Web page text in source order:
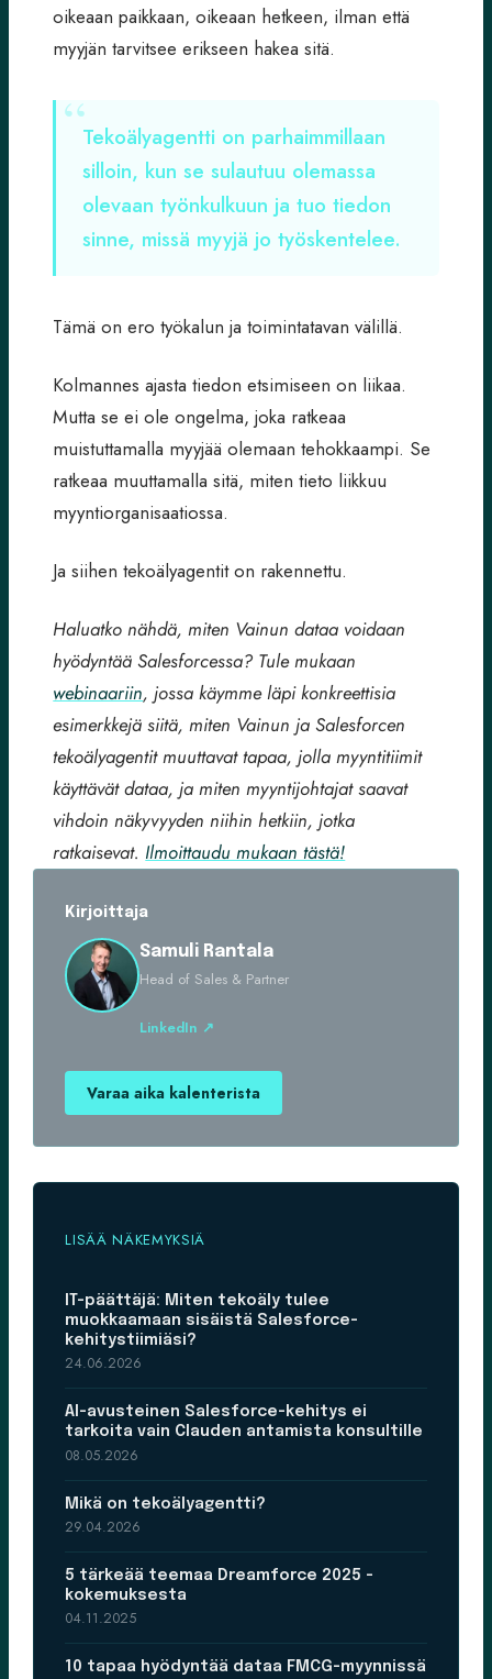
oikeaan paikkaan, oikeaan hetkeen, ilman että
myyjän tarvitsee erikseen hakea sitä.
Tekoälyagentti on parhaimmillaan
silloin, kun se sulautuu olemassa
olevaan työnkulkuun ja tuo tiedon
sinne, missä myyjä jo työskentelee.
Tämä on ero työkalun ja toimintatavan välillä.
Kolmannes ajasta tiedon etsimiseen on liikaa.
Mutta se ei ole ongelma, joka ratkeaa
muistuttamalla myyjää olemaan tehokkaampi. Se
ratkeaa muuttamalla sitä, miten tieto liikkuu
myyntiorganisaatiossa.
Ja siihen tekoälyagentit on rakennettu.
Haluatko nähdä, miten Vainun dataa voidaan
hyödyntää Salesforcessa? Tule mukaan
webinaariin, jossa käymme läpi konkreettisia
esimerkkejä siitä, miten Vainun ja Salesforcen
tekoälyagentit muuttavat tapaa, jolla myyntitiimit
käyttävät dataa, ja miten myyntijohtajat saavat
vihdoin näkyvyyden niihin hetkiin, jotka
ratkaisevat. Ilmoittaudu mukaan tästä!
Kirjoittaja
Samuli Rantala
Head of Sales & Partner
LinkedIn ↗
Varaa aika kalenterista
LISÄÄ NÄKEMYKSIÄ
IT-päättäjä: Miten tekoäly tulee
muokkaamaan sisäistä Salesforce-
kehitystiimiäsi?
24.06.2026
AI-avusteinen Salesforce-kehitys ei
tarkoita vain Clauden antamista konsultille
08.05.2026
Mikä on tekoälyagentti?
29.04.2026
5 tärkeää teemaa Dreamforce 2025 -
kokemuksesta
04.11.2025
10 tapaa hyödyntää dataa FMCG-myynnissä